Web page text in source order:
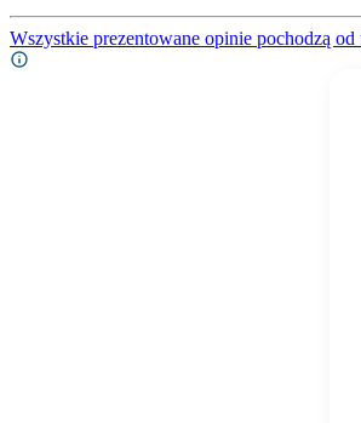
Wszystkie prezentowane opinie pochodzą